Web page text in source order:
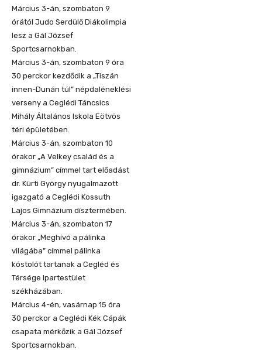
Március 3-án, szombaton 9
órától Judo Serdülő Diákolimpia
lesz a Gál József
Sportcsarnokban.
Március 3-án, szombaton 9 óra
30 perckor kezdődik a „Tiszán
innen-Dunán túl” népdaléneklési
verseny a Ceglédi Táncsics
Mihály Általános Iskola Eötvös
téri épületében.
Március 3-án, szombaton 10
órakor „A Velkey család és a
gimnázium” címmel tart előadást
dr. Kürti György nyugalmazott
igazgató a Ceglédi Kossuth
Lajos Gimnázium dísztermében.
Március 3-án, szombaton 17
órakor „Meghívó a pálinka
világába” címmel pálinka
kóstolót tartanak a Cegléd és
Térsége Ipartestület
székházában.
Március 4-én, vasárnap 15 óra
30 perckor a Ceglédi Kék Cápák
csapata mérkőzik a Gál József
Sportcsarnokban.